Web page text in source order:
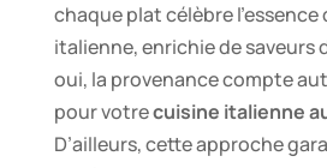
chaque plat célèbre
italienne, enrichie de saveurs
oui, la provenance compte
pour votrecuisine italienne
D’ailleurs, cette approche